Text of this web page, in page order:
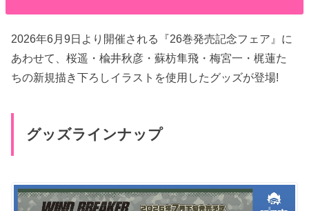
2026年6月9日より開催される『26巻発売記念フェア』に
あわせて、桜遥・楡井秋彦・蘇枋隼飛・梅宮一・梶蓮た
ちの新規描き下ろしイラストを使用したグッズが登場!
グッズラインナップ